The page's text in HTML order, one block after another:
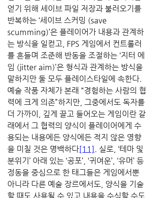
얻기 위해 세이브 파일 저장과 불러오기를
반복하는 ‘세이브 스커밍 (save
scumming)’은 플레이어가 내용과 관계하
는 방식을 일컫고, FPS 게임에서 컨트롤러
를 흔들며 조준해 반동을 조절하는 ‘지터 에
임 (jitter aim)’은 형식과 관계하는 방식을
말하지만 둘 모두 플레이스타일에 속한다.
예술 작품 자체가 본래 “경험하는 사람의 협
력에 크게 의존”하지만, 그중에서도 독자를
더 가까이, 깊게 끌고 들어오는 게임이란 갈
래에서 그 협력의 양식이 플레이어에게 수
용되는 내용에든 양식에든 적지 않은 영향
을 미칠 것은 명백하다[11]
. 실로, ‘테마 및
분위기’ 아래 있는 ‘공포’, ‘귀여운’, ‘유머’ 등
정동을 중심으로 한 태그들은 게임에서뿐
아니라 다른 예술 장르에서도, 양식을 기술
할 때도 사용될 수 있고 내용을 수식할 수도